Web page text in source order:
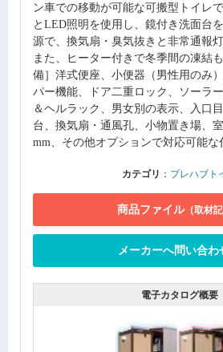
ン車での移動が可能な可搬型トイレ
とLED照明を使用し、鏡付き洗面台
源で、換気扇・臭気抜きと非常通報
また、ヒーター付きで冬季間の凍結
備］洋式便座、小便器（男性用のみ
パー機能、ドア二重ロック、ソーラ
＆ヘルラック、男女別の表示、入口
台、換気扇・通風孔、小物置き場、
mm、その他オプションで対応可能な
カテゴリ ： プレハブト
商品ファイル（取材記
メーカーへ問い合わ
電子カタログ概要